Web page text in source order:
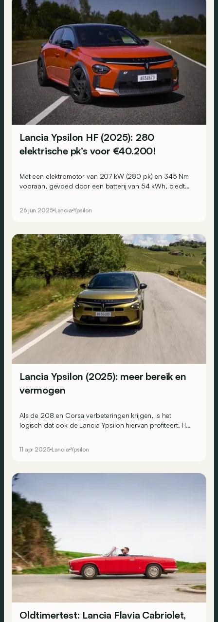
Lancia Ypsilon HF (2025): 280
elektrische pk’s voor €40.200!
Met een elektromotor van 207 kW (280 pk) en 345 Nm
vooraan, gevoed door een batterij van 54 kWh, biedt
26 jun 2025 Lancia Ypsilon
Lancia Ypsilon (2025): meer bereik en
vermogen
Als de 208 en Corsa verbeteringen krijgen, is het
logisch dat ook de Lancia Ypsilon hiervan profiteert. Het
11 apr 2025 Lancia Ypsilon
Oldtimertest: Lancia Flavia Cabriolet,